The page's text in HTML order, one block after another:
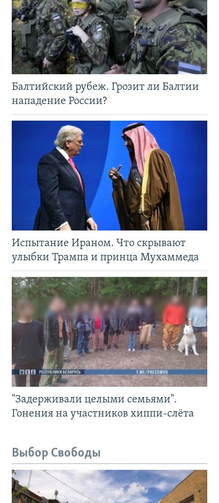
Балтийский рубеж. Грозит ли Балтии
нападение России?
Испытание Ираном. Что скрывают
улыбки Трампа и принца Мухаммеда
"Задерживали целыми семьями".
Гонения на участников хиппи-слёта
Выбор Свободы